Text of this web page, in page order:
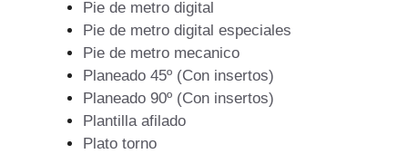
Pie de metro digital
Pie de metro digital especiales
Pie de metro mecanico
Planeado 45º (Con insertos)
Planeado 90º (Con insertos)
Plantilla afilado
Plato torno